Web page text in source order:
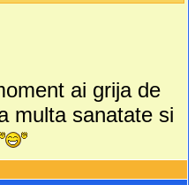
ai grija de
multa sanatate si